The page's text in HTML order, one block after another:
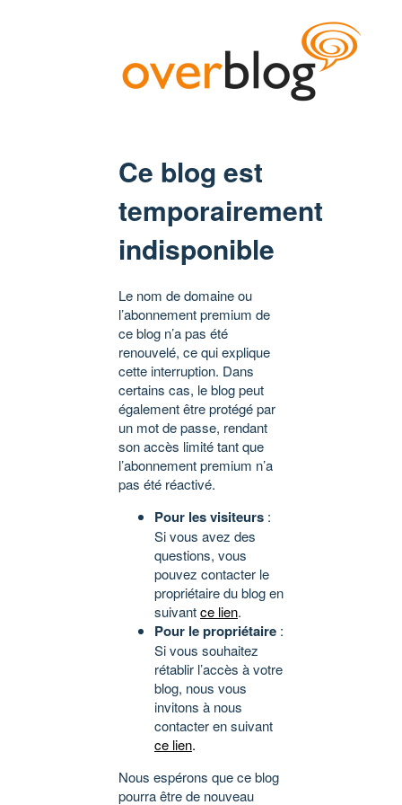
Ce blog est
temporairement
indisponible
Le nom de domaine ou
l’abonnement premium de
ce blog n’a pas été
renouvelé, ce qui explique
cette interruption. Dans
certains cas, le blog peut
également être protégé par
un mot de passe, rendant
son accès limité tant que
l’abonnement premium n’a
pas été réactivé.
Pour les visiteurs :
Si vous avez des
questions, vous
pouvez contacter le
propriétaire du blog en
suivantce lien.
Pour le propriétaire :
Si vous souhaitez
rétablir l’accès à votre
blog, nous vous
invitons à nous
contacter en suivant
ce lien.
Nous espérons que ce blog
pourra être de nouveau